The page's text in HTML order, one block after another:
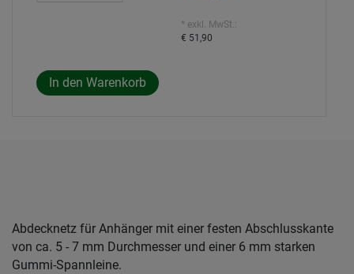
* exkl. MwSt.:
€ 51,90
Abdecknetz für Anhänger mit einer festen Abschlusskante
von ca. 5 - 7 mm Durchmesser und einer 6 mm starken
Gummi-Spannleine.